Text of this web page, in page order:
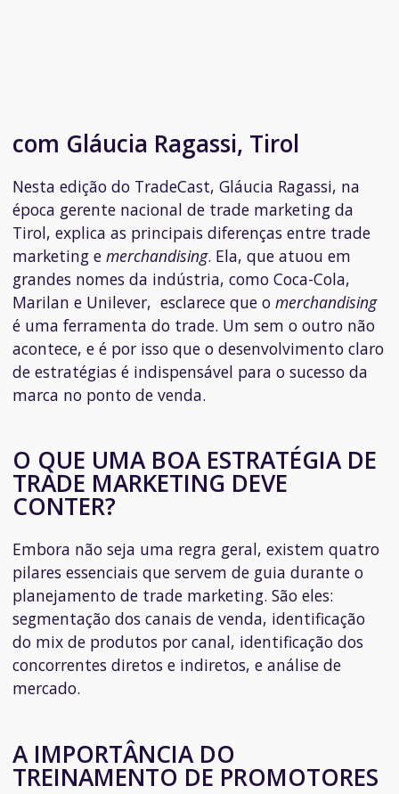
com Gláucia Ragassi, Tirol
Nesta edição do TradeCast, Gláucia Ragassi, na
época gerente nacional de trade marketing da
Tirol, explica as principais diferenças entre trade
marketing e merchandising. Ela, que atuou em
grandes nomes da indústria, como Coca-Cola,
Marilan e Unilever, esclarece que o merchandising
é uma ferramenta do trade. Um sem o outro não
acontece, e é por isso que o desenvolvimento claro
de estratégias é indispensável para o sucesso da
marca no ponto de venda.
O QUE UMA BOA ESTRATÉGIA DE
TRADE MARKETING DEVE
CONTER?
Embora não seja uma regra geral, existem quatro
pilares essenciais que servem de guia durante o
planejamento de trade marketing. São eles:
segmentação dos canais de venda, identificação
do mix de produtos por canal, identificação dos
concorrentes diretos e indiretos, e análise de
mercado.
A IMPORTÂNCIA DO
TREINAMENTO DE PROMOTORES